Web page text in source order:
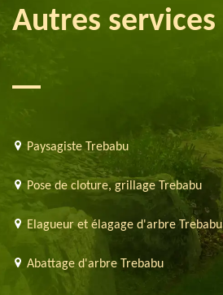
Autres services
Paysagiste Trebabu
Pose de cloture, grillage Trebabu
Elagueur et élagage d'arbre Trebabu
Abattage d'arbre Trebabu